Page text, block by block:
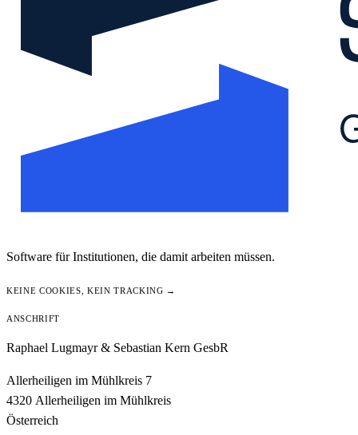
Software für Institutionen, die damit arbeiten müssen.
KEINE COOKIES, KEIN TRACKING →
ANSCHRIFT
Raphael Lugmayr & Sebastian Kern GesbR
Allerheiligen im Mühlkreis 7
4320 Allerheiligen im Mühlkreis
Österreich